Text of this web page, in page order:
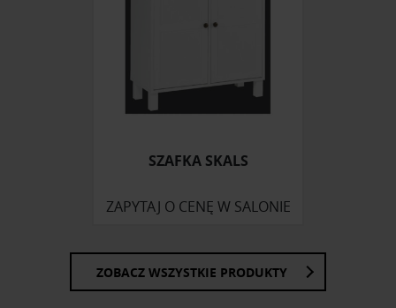
SZAFKA SKALS
ZAPYTAJ O CENĘ W SALONIE
ZOBACZ WSZYSTKIE PRODUKTY